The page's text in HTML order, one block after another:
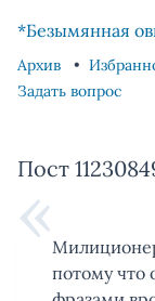
*Безымянная
Архив
Задать вопрос
Пост
потому что